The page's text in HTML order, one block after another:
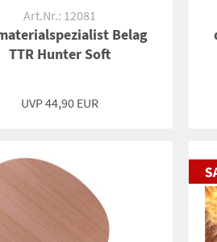
Art.Nr.: 12081
Belag
TTR Hunter Soft
UVP 44,90 EUR